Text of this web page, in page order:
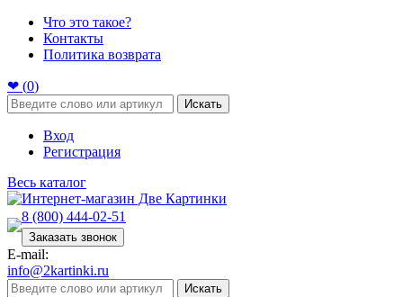
Что это такое?
Контакты
Политика возврата
❤ (0)
Искать
Вход
Регистрация
Весь каталог
8 (800) 444-02-51
Заказать звонок
E-mail:
info@2kartinki.ru
Искать